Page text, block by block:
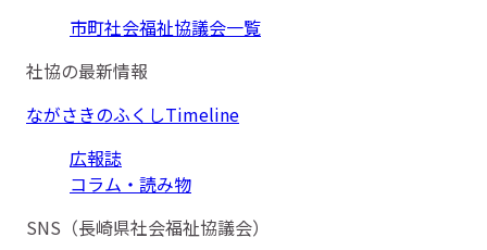
市町社会福祉協議会一覧
社協の最新情報
ながさきのふくしTimeline
広報誌
コラム・読み物
SNS（長崎県社会福祉協議会）